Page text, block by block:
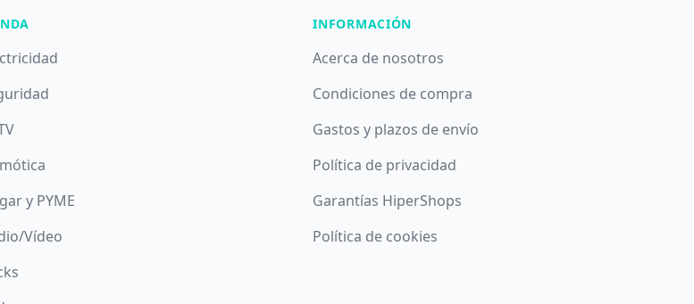
y PYME
Vídeo
INFORMACIÓN
Acerca de nosotros
Condiciones de compra
Gastos y plazos de envío
Política de privacidad
Garantías HiperShops
Política de cookies